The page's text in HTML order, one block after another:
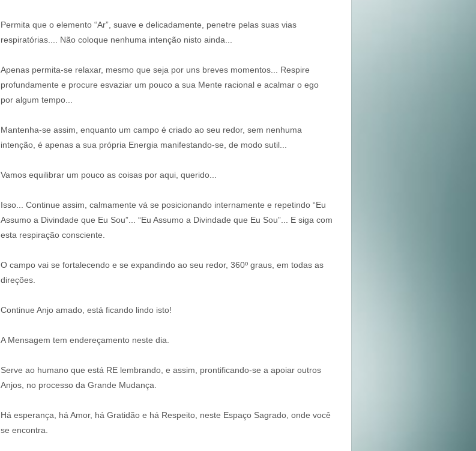
Permita que o elemento “Ar”, suave e delicadamente, penetre pelas suas vias
respiratórias.... Não coloque nenhuma intenção nisto ainda...
Apenas permita-se relaxar, mesmo que seja por uns breves momentos... Respire
profundamente e procure esvaziar um pouco a sua Mente racional e acalmar o ego
por algum tempo...
Mantenha-se assim, enquanto um campo é criado ao seu redor, sem nenhuma
intenção, é apenas a sua própria Energia manifestando-se, de modo sutil...
Vamos equilibrar um pouco as coisas por aqui, querido...
Isso... Continue assim, calmamente vá se posicionando internamente e repetindo “Eu
Assumo a Divindade que Eu Sou”... “Eu Assumo a Divindade que Eu Sou”... E siga com
esta respiração consciente.
O campo vai se fortalecendo e se expandindo ao seu redor, 360º graus, em todas as
direções.
Continue Anjo amado, está ficando lindo isto!
A Mensagem tem endereçamento neste dia.
Serve ao humano que está RE lembrando, e assim, prontificando-se a apoiar outros
Anjos, no processo da Grande Mudança.
Há esperança, há Amor, há Gratidão e há Respeito, neste Espaço Sagrado, onde você
se encontra.